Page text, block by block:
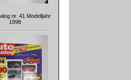
nr. 41 Modelljahr
1998